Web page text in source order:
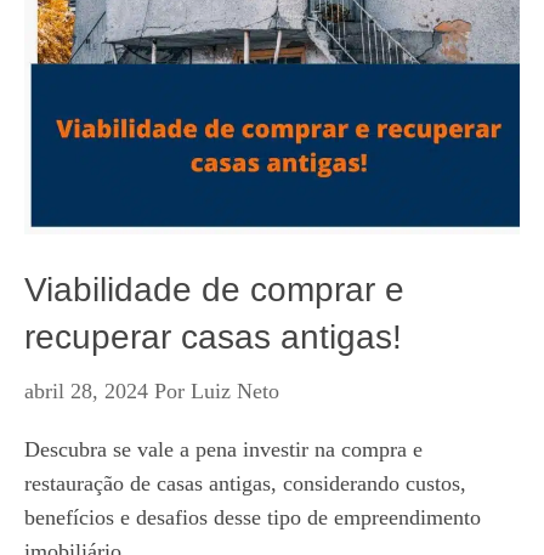
Viabilidade de comprar e
recuperar casas antigas!
abril 28, 2024 Por Luiz Neto
Descubra se vale a pena investir na compra e
restauração de casas antigas, considerando custos,
benefícios e desafios desse tipo de empreendimento